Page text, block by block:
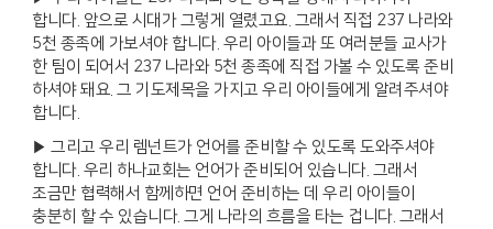
합니다. 앞으로 시대가 그렇게 열렸고요. 그래서 직접 237 나라와
5천 종족에 가보셔야 합니다. 우리 아이들과 또 여러분들 교사가
한 팀이 되어서 237 나라와 5천 종족에 직접 가볼 수 있도록 준비
하셔야 돼요. 그 기도제목을 가지고 우리 아이들에게 알려주셔야
합니다.
▶ 그리고 우리 렘넌트가 언어를 준비할 수 있도록 도와주셔야
합니다. 우리 하나교회는 언어가 준비되어 있습니다. 그래서
조금만 협력해서 함께하면 언어 준비하는 데 우리 아이들이
충분히 할 수 있습니다. 그게 나라의 흐름을 타는 겁니다. 그래서